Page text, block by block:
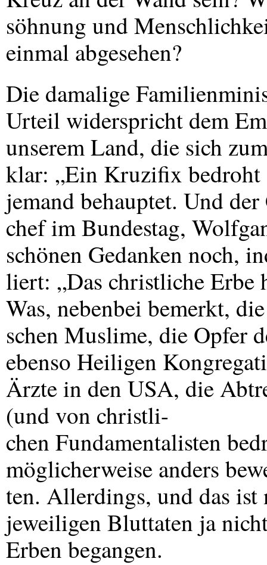
söhnung und
einmal abgesehen?
Die damalige
Urteil widerspricht dem
unserem Land, die sich
klar: „Ein Kruzifix bedroht
jemand behauptet. Und der
chef im Bundestag,
schönen Gedanken noch,
liert: „Das christliche Erbe
Was, nebenbei bemerkt,
schen Muslime, die Opfer
ebenso Heiligen
Ärzte in den USA, die
(und von christli-
chen Fundamentalisten
möglicherweise anders
ten. Allerdings, und das
jeweiligen Bluttaten ja
Erben begangen.